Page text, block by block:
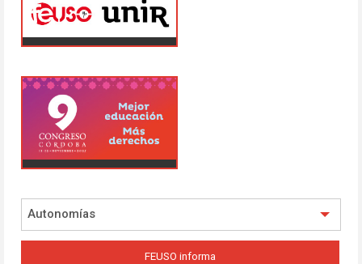
Autonomías
FEUSO informa